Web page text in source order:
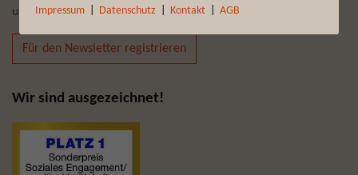
Impressum Datenschutz Kontakt AGB
unserem Newsletter auf Wunsch „frei Haus“:
Für den Newsletter registrieren
Wir sind ausgezeichnet!